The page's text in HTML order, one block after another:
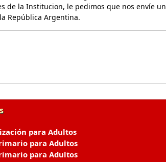
de la Institucion, le pedimos que nos envíe un
República Argentina.
para Adultos
para Adultos
para Adultos